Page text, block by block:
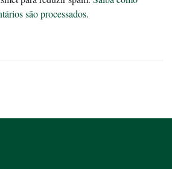
são processados.